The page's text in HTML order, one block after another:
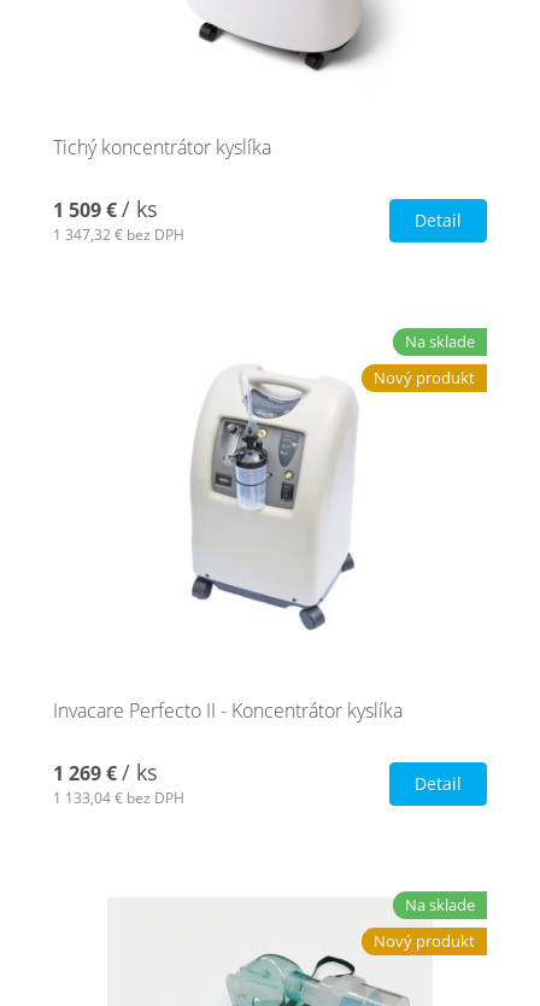
Tichý koncentrátor kyslíka
1 509 €/ ks
1 347,32 € bez DPH
Detail
Na sklade
Nový produkt
Invacare Perfecto II - Koncentrátor kyslíka
1 269 €/ ks
1 133,04 € bez DPH
Detail
Na sklade
Nový produkt